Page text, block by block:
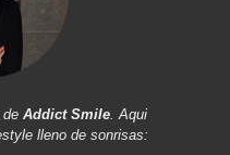
de Addict Smile. Aqui
lleno de sonrisas: